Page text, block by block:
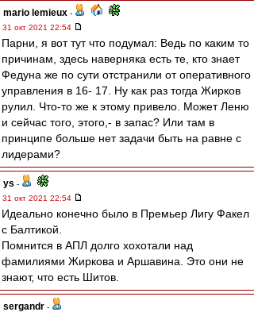
mario lemieux -
31 окт 2021 22:54
Парни, я вот тут что подумал: Ведь по каким то
причинам, здесь наверняка есть те, кто знает
Федуна же по сути отстранили от оперативного
управления в 16- 17. Ну как раз тогда Жирков
рулил. Что-то же к этому привело. Может Леню
и сейчас того, этого,- в запас? Или там в
принципе больше нет задачи быть на равне с
лидерами?
ys -
31 окт 2021 22:54
Идеально конечно было в Премьер Лигу Факел
с Балтикой.
Помнится в АПЛ долго хохотали над
фамилиями Жиркова и Аршавина. Это они не
знают, что есть Шитов.
sergandr -